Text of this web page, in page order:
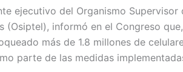
ejecutivo del Organismo Supervisor
(Osiptel), informó en el Congreso
más de 1.8 millones de
parte de las medidas